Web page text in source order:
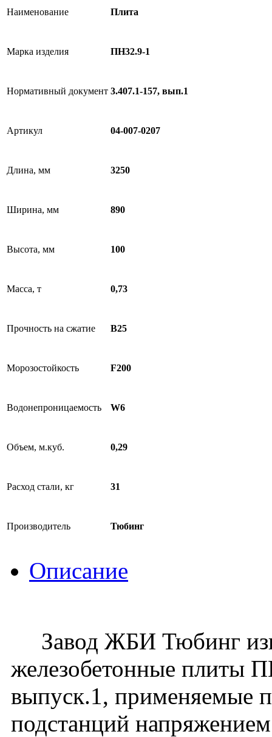
Наименование Плита
Марка изделия ПН32.9-1
Нормативный документ 3.407.1-157, вып.1
Артикул 04-007-0207
Длина, мм 3250
Ширина, мм 890
Высота, мм 100
Масса, т 0,73
Прочность на сжатие B25
Морозостойкость F200
Водонепроницаемость W6
Объем, м.куб. 0,29
Расход стали, кг 31
Производитель Тюбинг
Описание
Завод ЖБИ Тюбинг
железобетонные плиты
выпуск.1, применяемые
подстанций